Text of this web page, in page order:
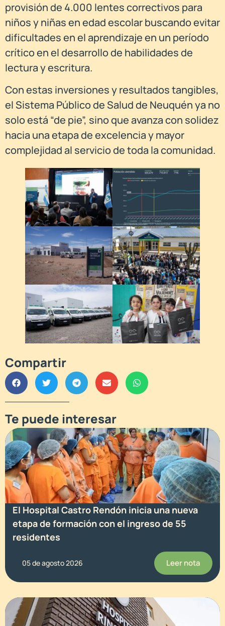
provisión de 4.000 lentes correctivos para
niños y niñas en edad escolar buscando evitar
dificultades en el aprendizaje en un período
crítico en el desarrollo de habilidades de
lectura y escritura.
Con estas inversiones y resultados tangibles,
el Sistema Público de Salud de Neuquén ya no
solo está “de pie”, sino que avanza con solidez
hacia una etapa de excelencia y mayor
complejidad al servicio de toda la comunidad.
Compartir
Te puede interesar
El Hospital Castro Rendón inicia una nueva
etapa de formación con el ingreso de 55
residentes
05 de agosto 2026 Leer nota